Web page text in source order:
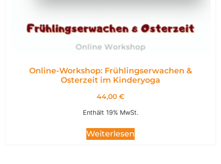
Online-Workshop: Frühlingserwachen &
Osterzeit im Kinderyoga
44,00 €
Enthält 19% MwSt.
Weiterlesen